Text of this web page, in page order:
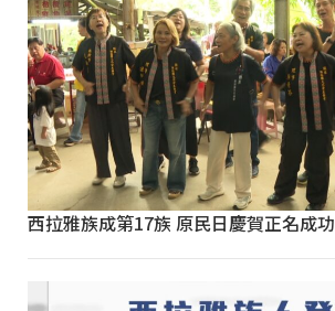
西拉雅族成第17族 原民日慶賀正名成功